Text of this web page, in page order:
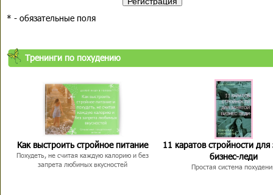
* - обязательные поля
Тренинги по похудению
Как выстроить стройное питание
Похудеть, не считая каждую калорию и без
запрета любимых вкусностей
11 каратов стройности для
бизнес-леди
Простая система